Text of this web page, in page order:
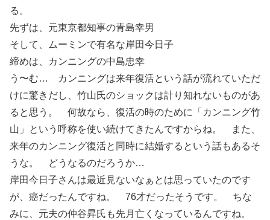
る。
先ずは、元東京都知事の青島幸男
そして、ムーミンで有名な岸田今日子
締めは、カンニングの中島忠幸
う〜む… カンニングは来年復活という話が流れていただ
けに驚きだし、竹山氏のショックは計り知れないものがあ
ると思う。 何故なら、復活の時のために「カンニング竹
山」という呼称を使い続けてきたんですからね。 また、
来年のカンニング復活と同時に結婚するという話もあるそ
うな。 どうなるのだろうか…
岸田今日子さんは最近見ないなぁとは思っていたのです
が、癌だったんですね。 76才だったそうです。 ちな
みに、元夫の仲谷昇氏も先月亡くなっているんですね。